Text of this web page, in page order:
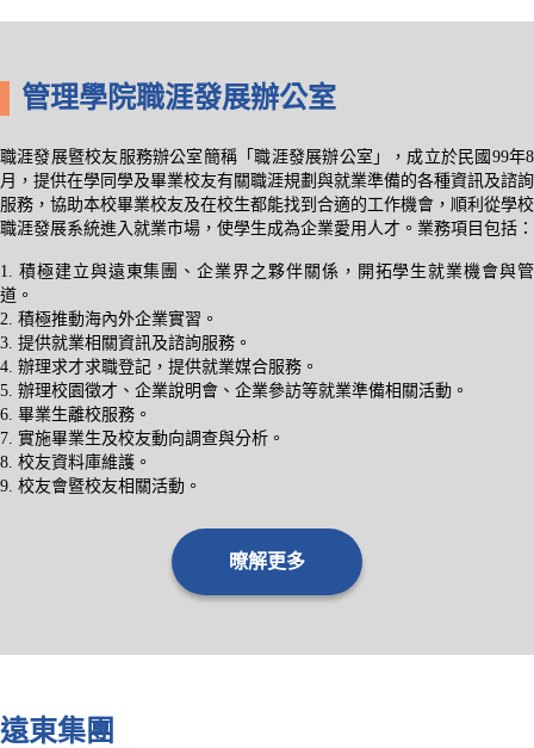
管理學院職涯發展辦公室
職涯發展暨校友服務辦公室簡稱「職涯發展辦公室」，成立於民國99年8
月，提供在學同學及畢業校友有關職涯規劃與就業準備的各種資訊及諮詢
服務，協助本校畢業校友及在校生都能找到合適的工作機會，順利從學校
職涯發展系統進入就業市場，使學生成為企業愛用人才。業務項目包括：
1. 積極建立與遠東集團、企業界之夥伴關係，開拓學生就業機會與管
道。
2. 積極推動海內外企業實習。
3. 提供就業相關資訊及諮詢服務。
4. 辦理求才求職登記，提供就業媒合服務。
5. 辦理校園徵才、企業說明會、企業參訪等就業準備相關活動。
6. 畢業生離校服務。
7. 實施畢業生及校友動向調查與分析。
8. 校友資料庫維護。
9. 校友會暨校友相關活動。
暸解更多
遠東集團